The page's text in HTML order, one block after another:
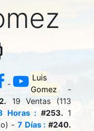
-
Luis
Gomez
-
19 Ventas (113
Horas : #253. 1
- 7 Días : #240.